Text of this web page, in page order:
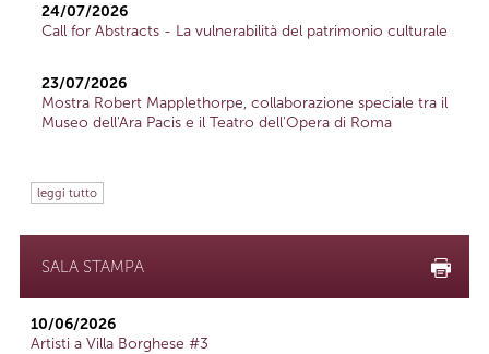
24/07/2026
Call for Abstracts - La vulnerabilità del patrimonio culturale
23/07/2026
Mostra Robert Mapplethorpe, collaborazione speciale tra il
Museo dell'Ara Pacis e il Teatro dell'Opera di Roma
leggi tutto
SALA STAMPA
10/06/2026
Artisti a Villa Borghese #3